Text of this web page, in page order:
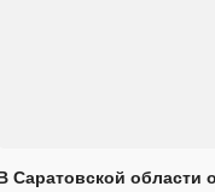
Саратовской области